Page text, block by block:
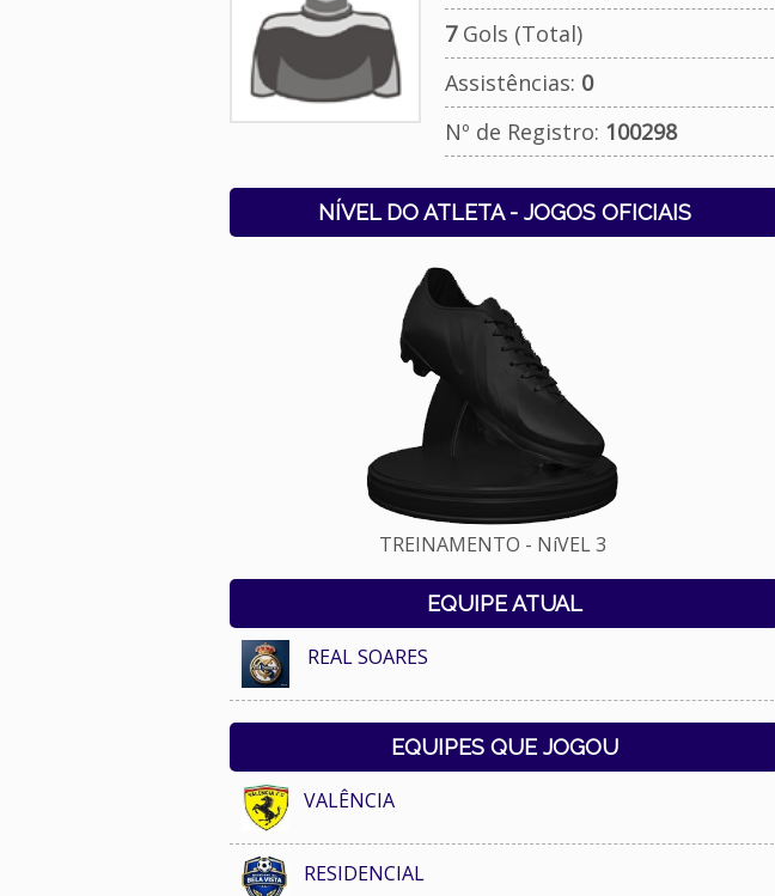
7Gols (Total)
Assistências: 0
Nº de Registro: 100298
NÍVEL DO ATLETA - JOGOS OFICIAIS
TREINAMENTO - NíVEL 3
EQUIPE ATUAL
REAL SOARES
EQUIPES QUE JOGOU
VALÊNCIA
RESIDENCIAL